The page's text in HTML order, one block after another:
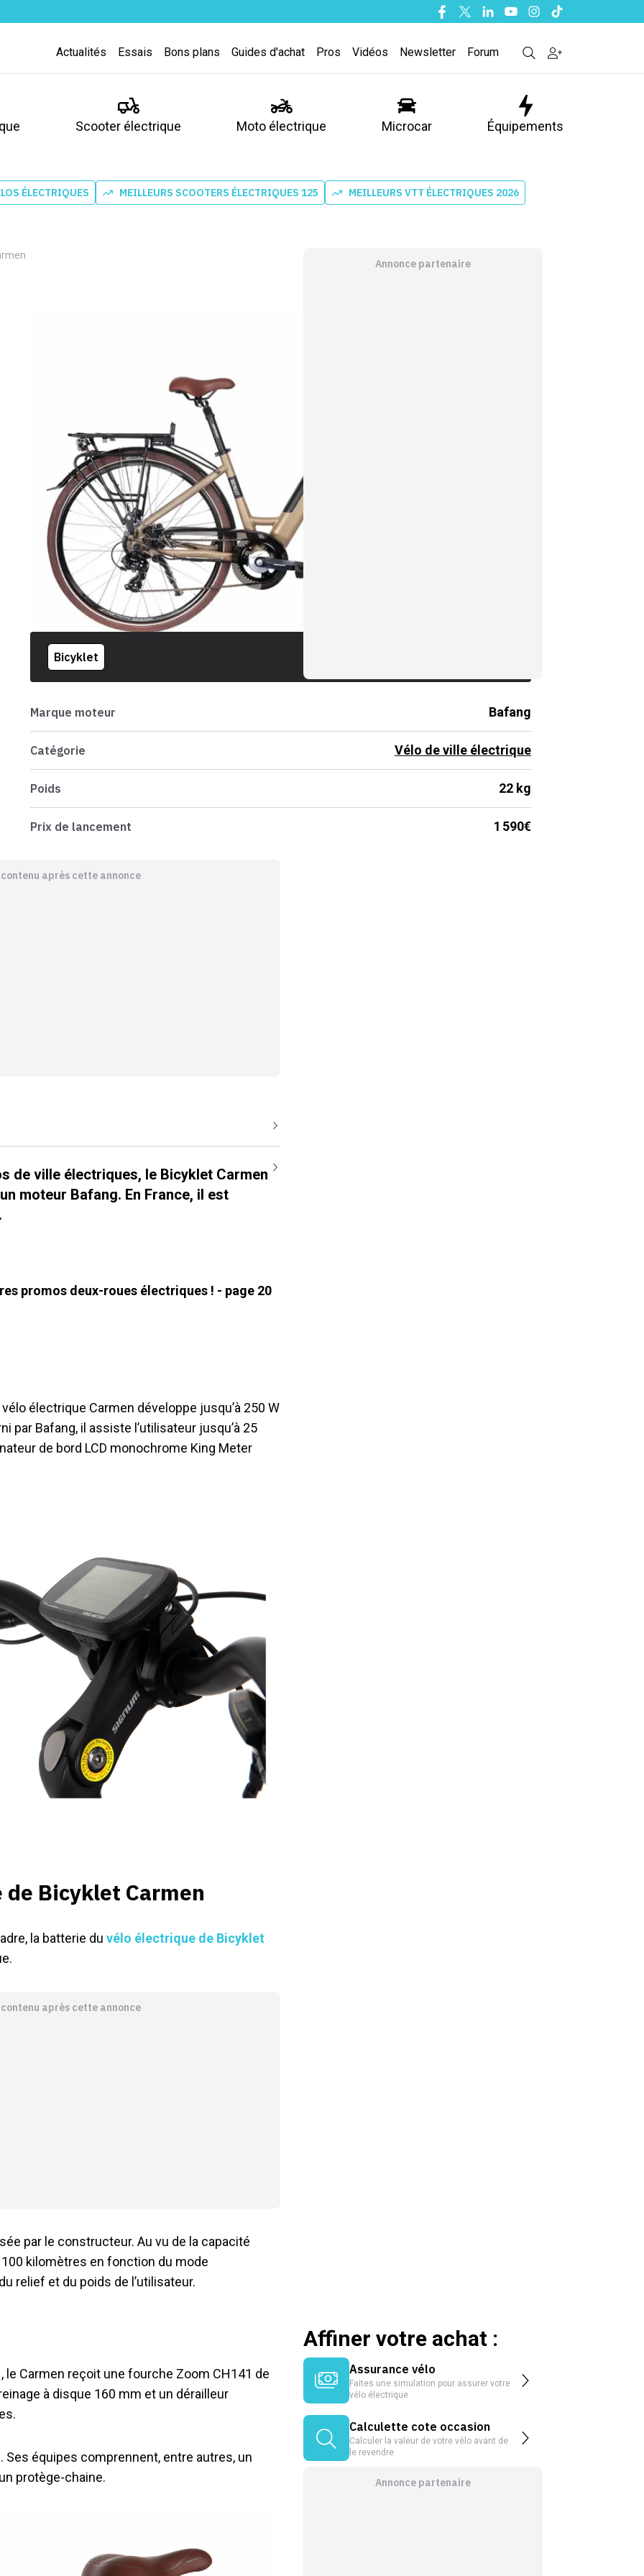
Facebook
TwitterLinkedinYoutubeInstagram
Tiktok
Actualités Essais Bons plans Guides d'achat Pros Vidéos Newsletter Forum
Scooter électrique Moto électrique Microcar Équipements
ÉLECTRIQUES MEILLEURS SCOOTERS ÉLECTRIQUES 125 MEILLEURS VTT ÉLECTRIQUES 2026
Bicyklet
Marque moteur Bafang
Catégorie Vélo de ville électrique
Poids 22 kg
Prix de lancement 1 590€
après cette annonce
de ville électriques, le Bicyklet Carmen
moteur Bafang. En France, il est
promos deux-roues électriques ! - page 20
électrique Carmen développe jusqu’à 250 W
par Bafang, il assiste l’utilisateur jusqu’à 25
de bord LCD monochrome King Meter
Bicyklet Carmen
la batterie du vélo électrique de Bicyklet
après cette annonce
par le constructeur. Au vu de la capacité
kilomètres en fonction du mode
relief et du poids de l’utilisateur.
Carmen reçoit une fourche Zoom CH141 de
à disque 160 mm et un dérailleur
Ses équipes comprennent, entre autres, un
protège-chaine.
Annonce partenaire
Affiner votre achat :
Assurance vélo
Faites une simulation pour assurer votre
vélo électrique
Calculette cote occasion
Calculer la valeur de votre vélo avant de
le revendre
Annonce partenaire